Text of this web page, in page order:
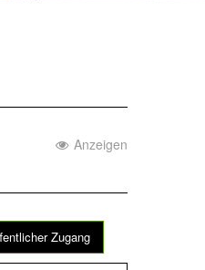
Anzeigen
Zugang